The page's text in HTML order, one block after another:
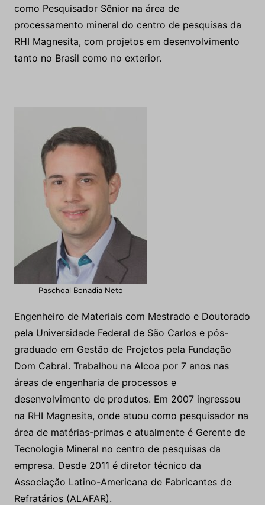
como Pesquisador Sênior na área de
processamento mineral do centro de pesquisas da
RHI Magnesita, com projetos em desenvolvimento
tanto no Brasil como no exterior.
Paschoal Bonadia Neto
Engenheiro de Materiais com Mestrado e Doutorado
pela Universidade Federal de São Carlos e pós-
graduado em Gestão de Projetos pela Fundação
Dom Cabral. Trabalhou na Alcoa por 7 anos nas
áreas de engenharia de processos e
desenvolvimento de produtos. Em 2007 ingressou
na RHI Magnesita, onde atuou como pesquisador na
área de matérias-primas e atualmente é Gerente de
Tecnologia Mineral no centro de pesquisas da
empresa. Desde 2011 é diretor técnico da
Associação Latino-Americana de Fabricantes de
Refratários (ALAFAR).